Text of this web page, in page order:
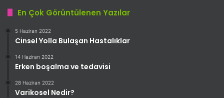
En Çok Görüntülenen Yazılar
5 Haziran 2022
Cinsel Yolla Bulaşan Hastalıklar
14 Haziran 2022
Erken boşalma ve tedavisi
28 Haziran 2022
Varikosel Nedir?